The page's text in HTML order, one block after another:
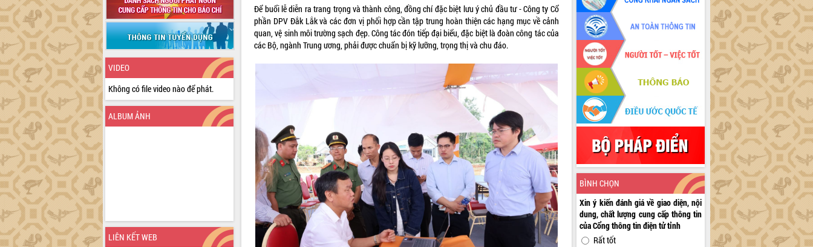
VIDEO
Không có file video nào để phát.
ALBUM ẢNH
LIÊN KẾT WEB
Để buổi lễ diễn ra trang trọng và thành công, đồng chí đặc biệt lưu ý chủ đầu tư - Công ty Cổ
phần DPV Đắk Lắk và các đơn vị phối hợp cần tập trung hoàn thiện các hạng mục về cảnh
quan, vệ sinh môi trường sạch đẹp. Công tác đón tiếp đại biểu, đặc biệt là đoàn công tác của
các Bộ, ngành Trung ương, phải được chuẩn bị kỹ lưỡng, trọng thị và chu đáo.
BÌNH CHỌN
Xin ý kiến đánh giá về giao diện, nội
dung, chất lượng cung cấp thông tin
của Cổng thông tin điện tử tỉnh
Rất tốt